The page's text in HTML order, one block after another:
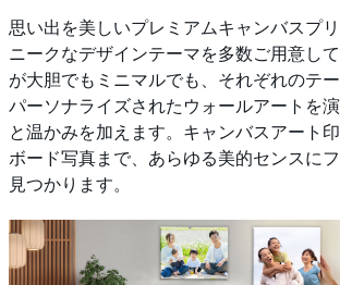
思い出を美しいプレミアムキャンバスプ
ニークなデザインテーマを多数ご用意し
が大胆でもミニマルでも、それぞれのテ
パーソナライズされたウォールアートを
と温かみを加えます。キャンバスアート
ボード写真まで、あらゆる美的センスに
見つかります。